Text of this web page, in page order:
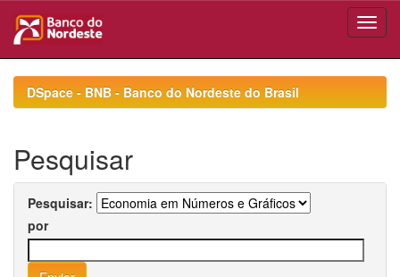
navigationDSpace - BNB - Banco do Nordeste do Brasil
Pesquisar
Pesquisar:
por